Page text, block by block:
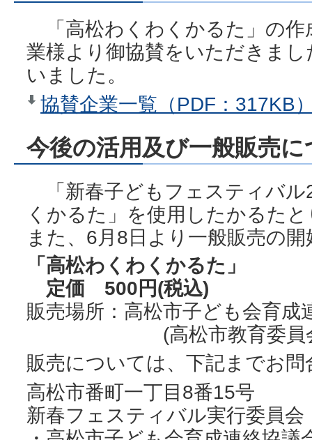
「高松わくわくかるた」の作
業様より御協賛をいただきま
いました。
協賛企業一覧（PDF：317KB
今後の活用及び一般販売に
「新春子どもフェスティバル
くかるた」を使用したかるた
また、6月8日より一般販売の
「高松わくわくかるた」
定価 500円(税込)
販売場所：高松市子ども会育成
(高松市教育委員会生
販売については、下記までお
高松市番町一丁目8番15号
新春フェスティバル実行委員会